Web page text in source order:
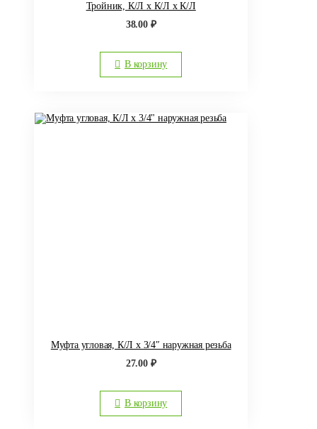
Тройник, К/Л х К/Л х К/Л
38.00 ₽
В корзину
Муфта угловая, К/Л х 3/4″ наружная резьба
27.00 ₽
В корзину